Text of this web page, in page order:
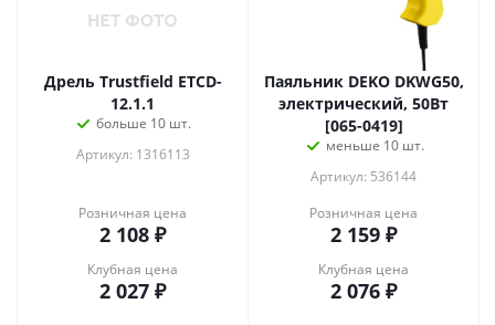
Дрель Trustfield ETCD-
12.1.1
больше 10 шт.
Артикул: 1316113
Розничная цена
2 108 ₽
Клубная цена
2 027 ₽
Паяльник DEKO DKWG50,
электрический, 50Вт
[065-0419]
меньше 10 шт.
Артикул: 536144
Розничная цена
2 159 ₽
Клубная цена
2 076 ₽